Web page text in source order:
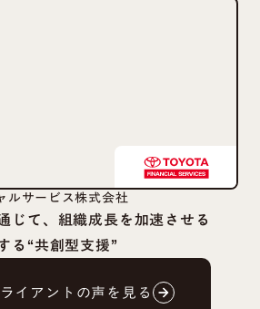
ルサービス株式会社
じて、組織成長を加速させる
“共創型支援”
イアントの声を見る
arrow_forward
arrow_forward